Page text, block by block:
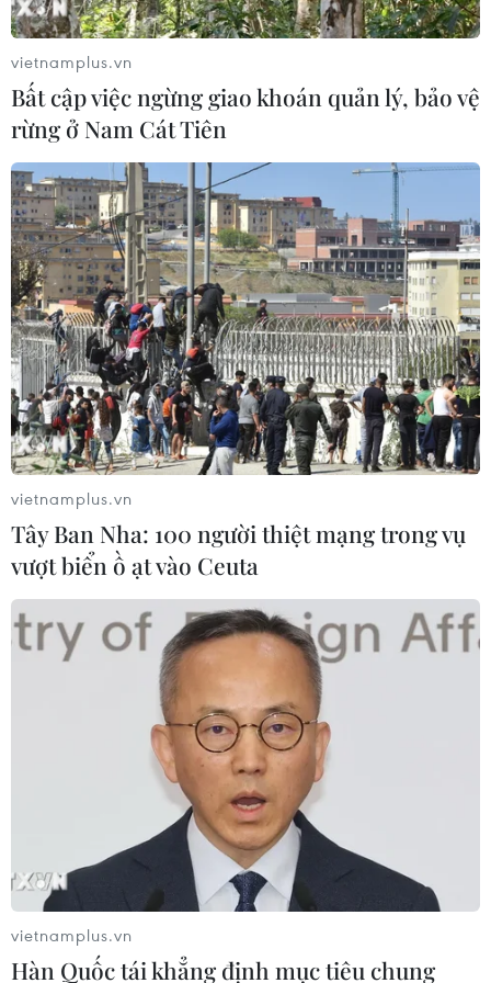
nghị Việt-Tiệp, Hải Phòng và truyền hình trực
tiếp trên kênh VTV1, Đài Truyền hình Việt
Nam./.
Bốn thí sinh sẽ tranh tài trong vòng chung kết xếp hạng sắp tới:
1. Trần Ngọc Vũ (Thành phố Hồ Chí Minh)
2. Bùi Thị Hồng Chinh (Hải Phòng)
3. Ngô Thị Thanh Huyền (Thanh Hóa)
4. Nguyễn Hoàng Tịnh Uyên (Quảng Trị)
Quỳnh Trang (Vietnam+)
#Chung kết #Nhạc nhẹ
Theo dõi VietnamPlus
vietnamplus.vn
Bất cập việc ngừng giao khoán quản lý, bảo vệ
rừng ở Nam Cát Tiên
vietnamplus.vn
Tây Ban Nha: 100 người thiệt mạng trong vụ
vượt biển ồ ạt vào Ceuta
vietnamplus.vn
Hàn Quốc tái khẳng định mục tiêu chung